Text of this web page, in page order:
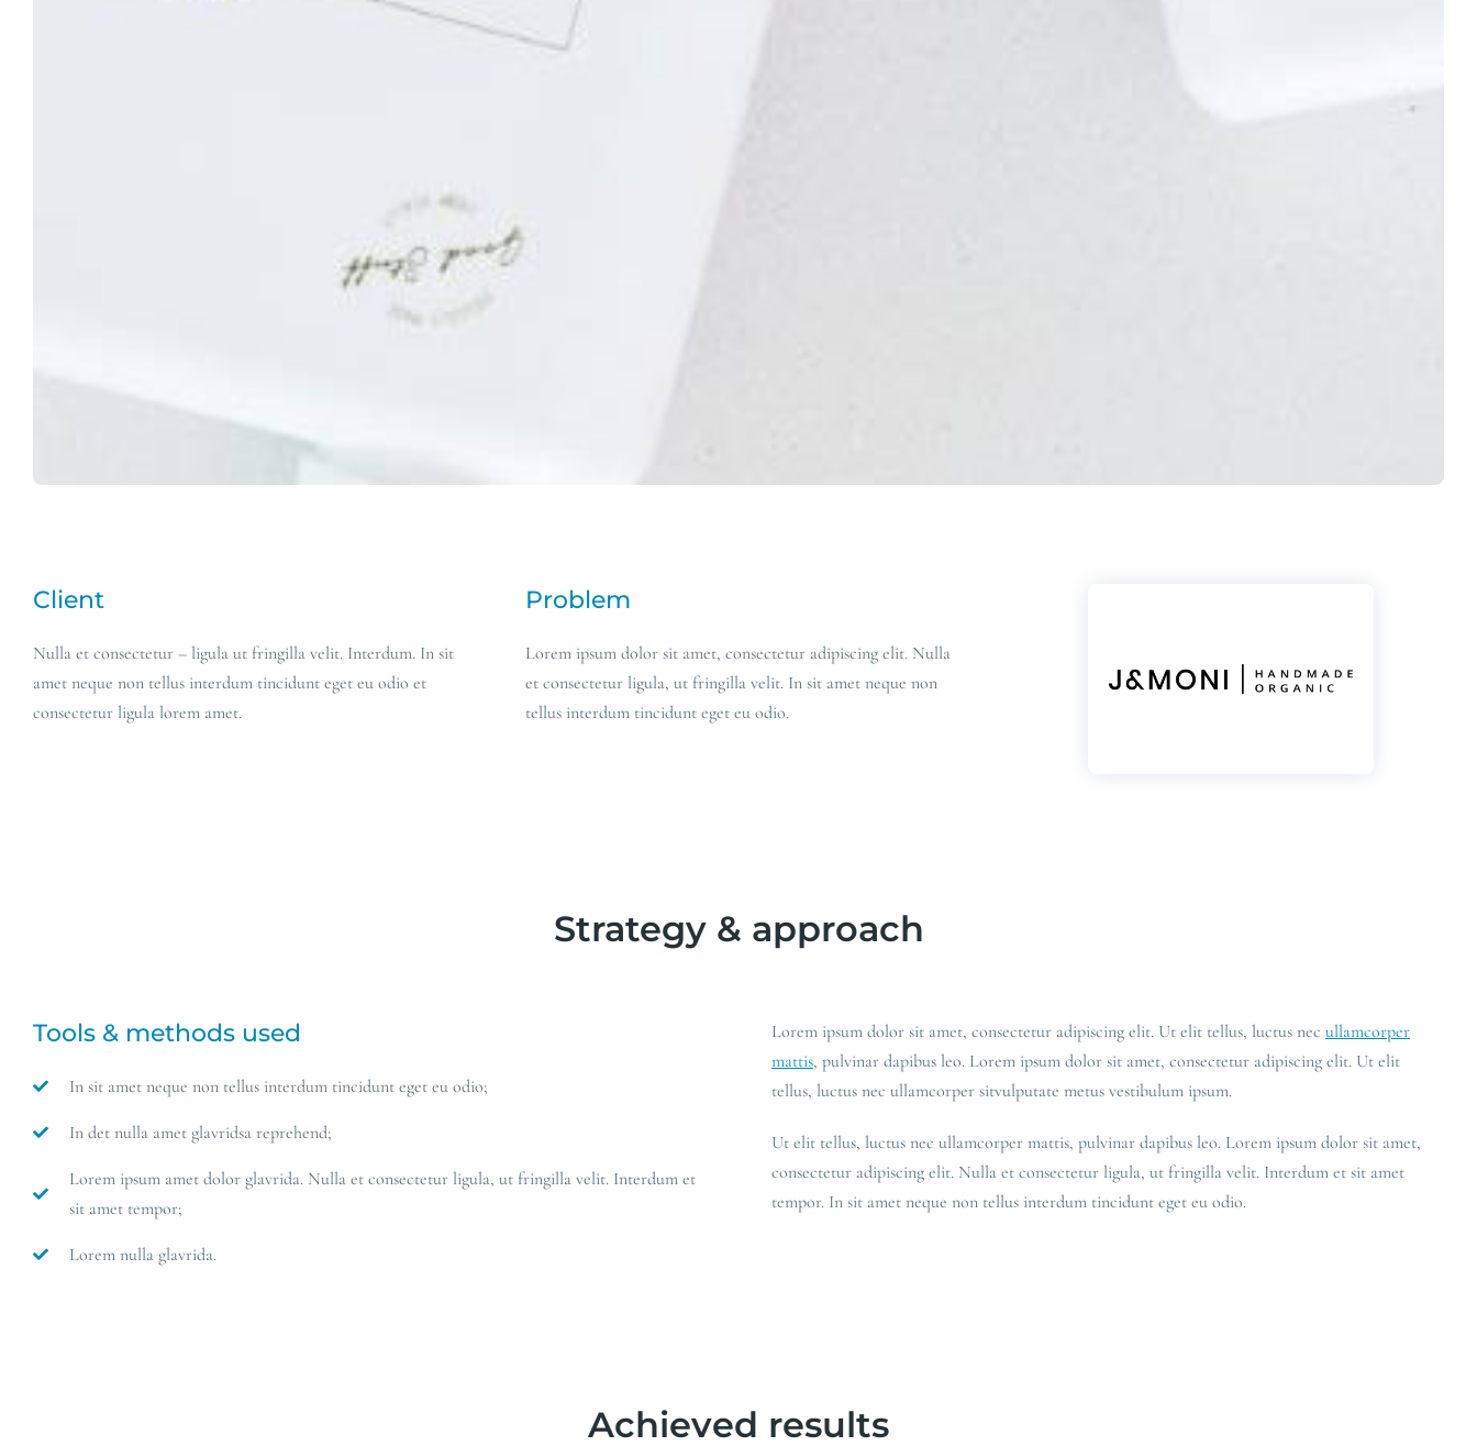
Client
Nulla et consectetur – ligula ut fringilla velit. Interdum. In sit
amet neque non tellus interdum tincidunt eget eu odio et
consectetur ligula lorem amet.
Problem
Lorem ipsum dolor sit amet, consectetur adipiscing elit. Nulla
et consectetur ligula, ut fringilla velit. In sit amet neque non
tellus interdum tincidunt eget eu odio.
Strategy & approach
Tools & methods used
In sit amet neque non tellus interdum tincidunt eget eu odio;
In det nulla amet glavridsa reprehend;
Lorem ipsum amet dolor glavrida. Nulla et consectetur ligula, ut fringilla velit. Interdum et
sit amet tempor;
Lorem nulla glavrida.
Lorem ipsum dolor sit amet, consectetur adipiscing elit. Ut elit tellus, luctus nec ullamcorper
mattis, pulvinar dapibus leo. Lorem ipsum dolor sit amet, consectetur adipiscing elit. Ut elit
tellus, luctus nec ullamcorper sitvulputate metus vestibulum ipsum.
Ut elit tellus, luctus nec ullamcorper mattis, pulvinar dapibus leo. Lorem ipsum dolor sit amet,
consectetur adipiscing elit. Nulla et consectetur ligula, ut fringilla velit. Interdum et sit amet
tempor. In sit amet neque non tellus interdum tincidunt eget eu odio.
Achieved results